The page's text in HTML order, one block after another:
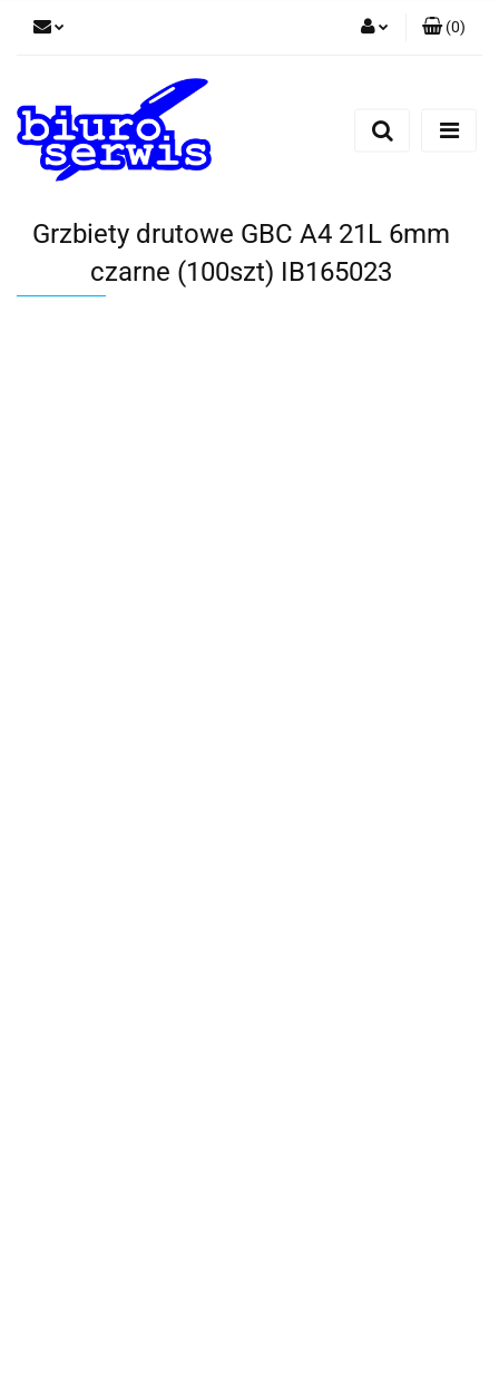
Zarejestruj się
(0)
Grzbiety drutowe GBC A4 21L 6mm
czarne (100szt) IB165023